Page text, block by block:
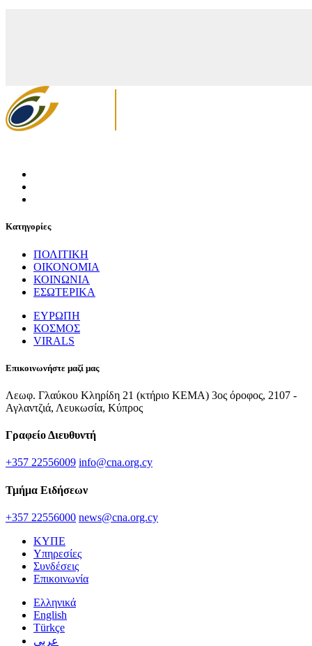
Κατηγορίες
ΠΟΛΙΤΙΚΗ
ΟΙΚΟΝΟΜΙΑ
ΚΟΙΝΩΝΙΑ
ΕΣΩΤΕΡΙΚΑ
ΕΥΡΩΠΗ
ΚΟΣΜΟΣ
VIRALS
Επικοινωνήστε μαζί μας
Λεωφ. Γλαύκου Κληρίδη 21 (κτήριο ΚΕΜΑ) 3ος όροφος, 2107 -
Αγλαντζιά, Λευκωσία, Κύπρος
Γραφείο Διευθυντή
+357 22556009 info@cna.org.cy
Τμήμα Ειδήσεων
+357 22556000 news@cna.org.cy
ΚΥΠΕ
Υπηρεσίες
Συνδέσεις
Επικοινωνία
Ελληνικά
English
Türkçe
عربي